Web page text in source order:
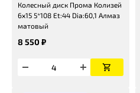
Колесный диск Прома Колизей
6x15 5*108 Et:44 Dia:60,1 Алмаз
матовый
8 550 ₽